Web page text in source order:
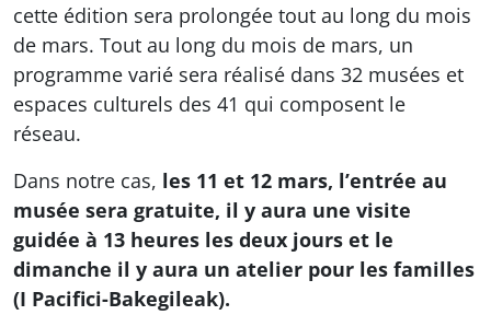
cette édition sera prolongée tout au long du mois
de mars. Tout au long du mois de mars, un
programme varié sera réalisé dans 32 musées et
espaces culturels des 41 qui composent le
réseau.
Dans notre cas, les 11 et 12 mars, l’entrée au
musée sera gratuite, il y aura une visite
guidée à 13 heures les deux jours et le
dimanche il y aura un atelier pour les familles
(I Pacifici-Bakegileak).